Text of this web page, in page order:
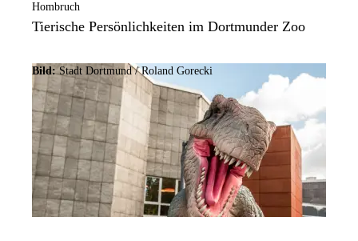
Hombruch
Tierische Persönlichkeiten im Dortmunder Zoo
Bild:Stadt Dortmund / Roland Gorecki